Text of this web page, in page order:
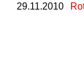
29.11.2010